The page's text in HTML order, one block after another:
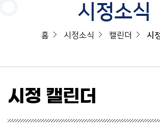
시정소식
홈 시정소식 캘린더 시
시정 캘린더